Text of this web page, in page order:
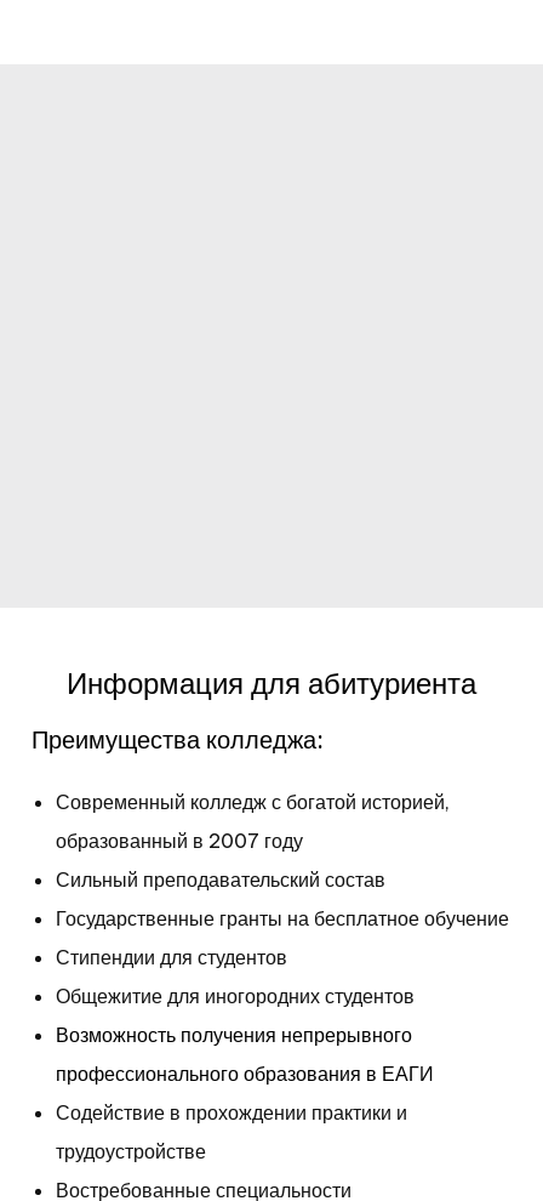
Информация для абитуриента
Преимущества колледжа:
Современный колледж с богатой историей,
образованный в 2007 году
Сильный преподавательский состав
Государственные гранты на бесплатное обучение
Стипендии для студентов
Общежитие для иногородних студентов
Возможность получения непрерывного
профессионального образования в ЕАГИ
Содействие в прохождении практики и
трудоустройстве
Востребованные специальности